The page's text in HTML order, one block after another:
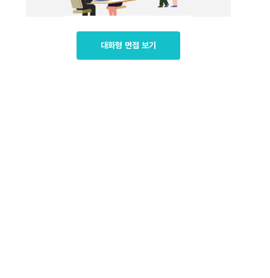
대화형 면접 보기